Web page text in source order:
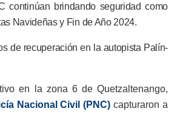
continúan brindando seguridad como
Navideñas y Fin de Año 2024.
de recuperación en la autopista Palín-
en la zona 6 de Quetzaltenango,
Nacional Civil (PNC) capturaron a